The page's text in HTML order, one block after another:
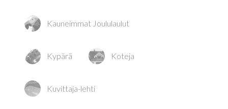
Kauneimmat Joululaulut
Kypärä Koteja
Kuvittaja-lehti